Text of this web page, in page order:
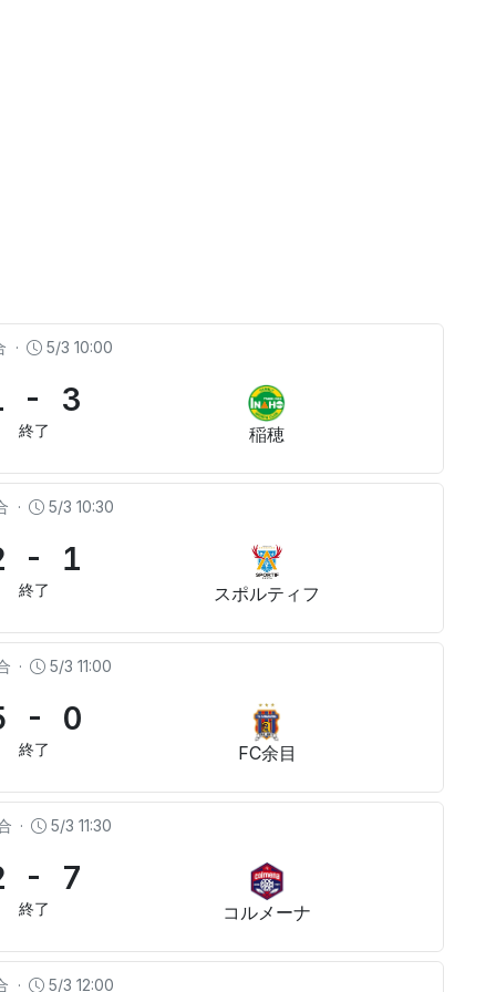
· 5/3 10:00
- 3
終了 稲穂
· 5/3 10:30
- 1
終了 スポルティフ
· 5/3 11:00
- 0
終了 FC余目
· 5/3 11:30
- 7
終了 コルメーナ
· 5/3 12:00